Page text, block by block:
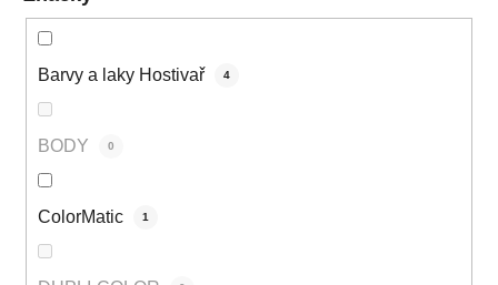
Barvy a laky Hostivař 4
BODY 0
ColorMatic 1